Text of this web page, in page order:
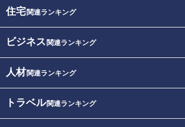
住宅関連ランキング
ビジネス 関連ランキング
人材関連ランキング
トラベル関連ランキング